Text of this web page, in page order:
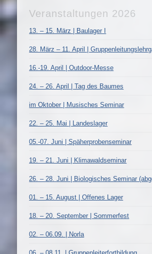
Veranstaltungen 2026
13. – 15. März | Baulager I
28. März – 11. April |
16.-19. April | Outdoor-Messe
24. – 26. April | Tag des Baumes
im Oktober | Musisches Seminar
22. – 25. Mai | Landeslager
05.-07. Juni | Späherprobenseminar
19. – 21. Juni | Klimawaldseminar
26. – 28. Juni | Biologisches Seminar
01. – 15. August | Offenes Lager
18. – 20. September | Sommerfest
02. – 06.09. | Norla